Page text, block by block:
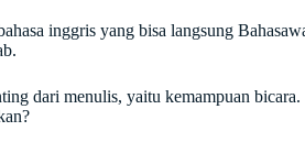
inggris yang bisa langsung
dari menulis, yaitu kemampuan bicara.